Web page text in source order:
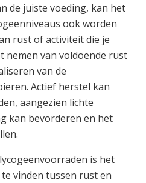
de juiste voeding, kan het
ook worden
rust of activiteit die je
nemen van voldoende rust
van de
Actief herstel kan
aangezien lichte
kan bevorderen en het
is het
vinden tussen rust en